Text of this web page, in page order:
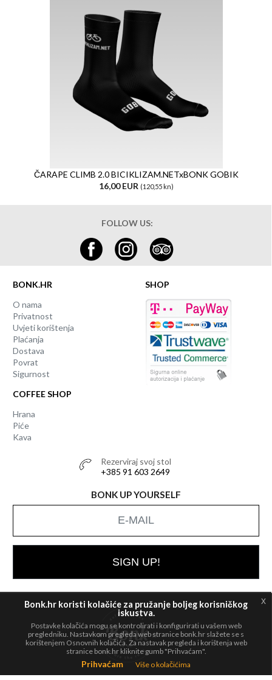
ČARAPE CLIMB 2.0 BICIKLIZAM.NETxBONK GOBIK
16,00 EUR (120,55 kn)
FOLLOW US:
BONK.HR
O nama
Privatnost
Uvjeti korištenja
Plaćanja
Dostava
Povrat
Sigurnost
COFFEE SHOP
Hrana
Piće
Kava
SHOP
Rezerviraj svoj stol
+385 91 603 2649
BONK UP YOURSELF
SIGN UP!
All rights
reserved.
© 2026 Bonk
Bonk.hr koristi kolačiće za pružanje boljeg korisničkog
iskustva.
Postavke kolačića mogu se kontrolirati i konfigurirati u vašem web
pregledniku. Nastavkom pregleda web stranice bonk.hr slažete se s
korištenjem Osnovnih kolačića. Za nastavak pregleda i korištenja web
stranice bonk.hr kliknite gumb "Prihvaćam".
Prihvaćam Više o kolačićima
x